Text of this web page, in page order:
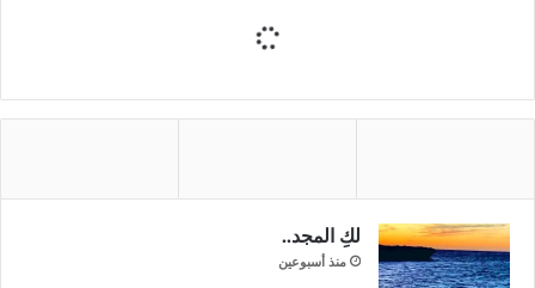
لكِ المجد..
منذ أسبوعين